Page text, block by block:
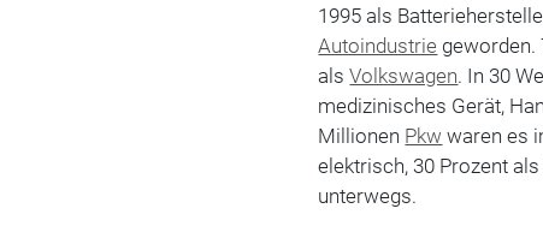
1995 als
Autoindustrie geworden.
alsVolkswagen. In 30
medizinisches Gerät,
Millionen Pkw waren es
elektrisch, 30 Prozent als
unterwegs.